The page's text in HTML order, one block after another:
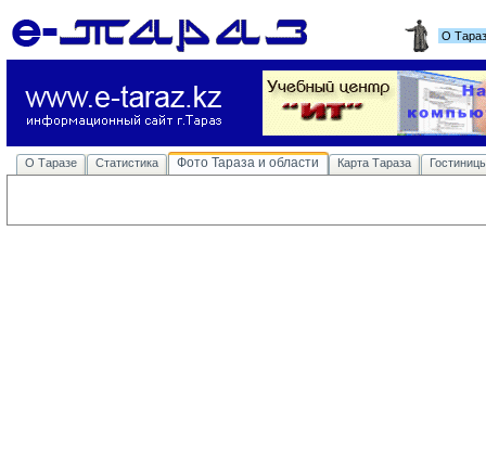
О
О Таразе Статистика Фото Тараза и области Карта Тараза